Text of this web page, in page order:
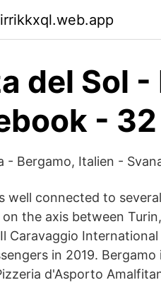
del Sol
-
- Bergamo, Italien -
well connected to
the axis between
Caravaggio
in 2019.
d'Asporto